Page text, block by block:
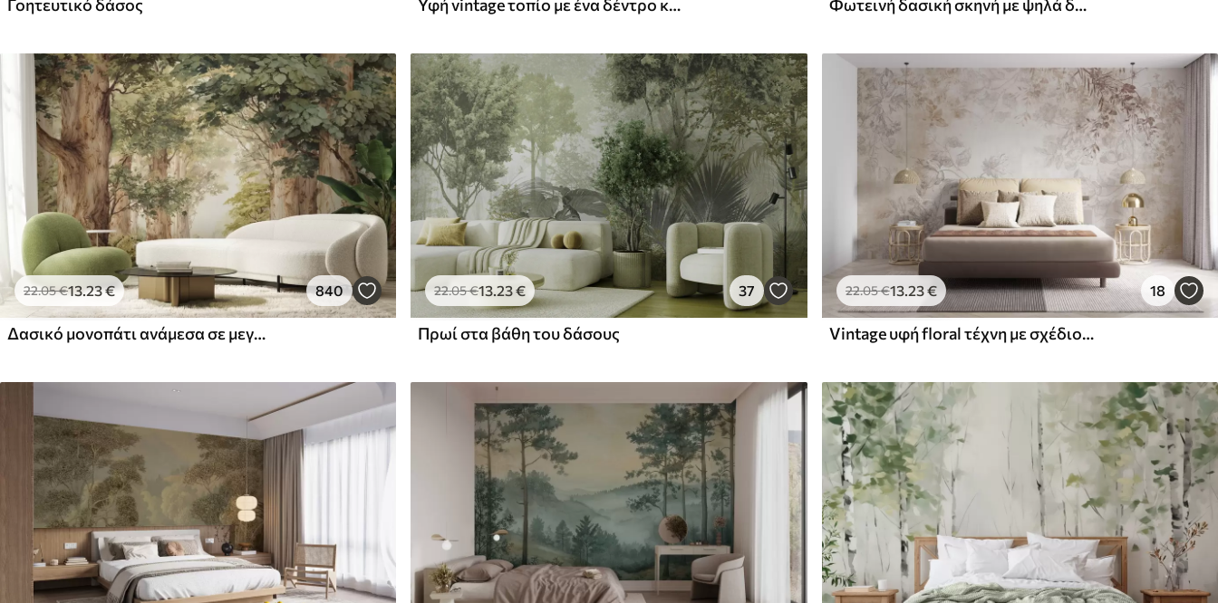
Premium βινύλιο Peel and Stick
Γοητευτικό δάσος Υφή vintage τοπίο με ένα δέντρο κοντά σε ποτάμι και ένα συννεφιασμένο ουρανό, φύση τέχνη σε τόνους σέπια Φωτεινή δασική σκηνή με ψηλά δέντρα
22.05€13.23€ 840
Δασικό μονοπάτι ανάμεσα σε μεγαλοπρεπή δέντρα σε στυλ ακουαρέλας
22.05€13 .23€ 37
Πρωί στα βάθη του δάσους
22.05€13.23€ 18
Vintage υφή floral τέχνη με σχέδιο στυλ λεπτεπίλεπτα λουλούδια κήπου και φύλλα εικονογραφήσεις, απαλό παστέλ μπεζ και σέπια τόνους